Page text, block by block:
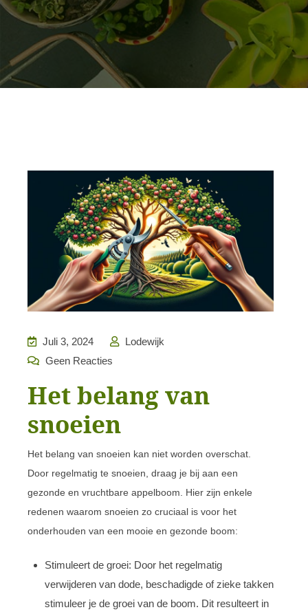
Juli 3, 2024
Lodewijk
Geen Reacties
Het belang van
snoeien
Het belang van snoeien kan niet worden overschat.
Door regelmatig te snoeien, draag je bij aan een
gezonde en vruchtbare appelboom. Hier zijn enkele
redenen waarom snoeien zo cruciaal is voor het
onderhouden van een mooie en gezonde boom:
Stimuleert de groei: Door het regelmatig
verwijderen van dode, beschadigde of zieke takken
stimuleer je de groei van de boom. Dit resulteert in